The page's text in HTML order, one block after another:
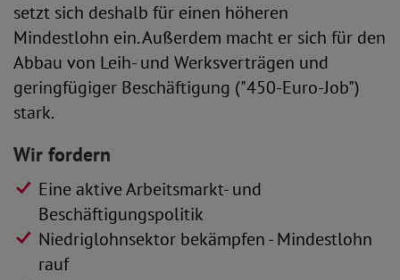
setzt sich deshalb für einen höheren
Mindestlohn ein. Außerdem macht er sich für den
Abbau von Leih- und Werksverträgen und
geringfügiger Beschäftigung ("450-Euro-Job")
stark.
Wir fordern
Eine aktive Arbeitsmarkt- und
Beschäftigungspolitik
Niedriglohnsektor bekämpfen - Mindestlohn
rauf